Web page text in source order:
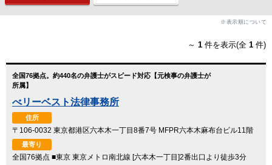
※表示順について
～ 1 件を表示(全 1 件)
全国76拠点。約440名の弁護士がスピード対応【元検事の弁護士が
所属】
べリーベスト法律事務所
住所
〒106-0032 東京都港区六本木一丁目8番7号 MFPR六本木麻布台ビル11階
最寄り
全国76拠点 ■東京 東京メトロ南北線 [六本木一丁目]2番出口より徒歩3分